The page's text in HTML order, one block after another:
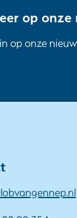
op onze
op onze